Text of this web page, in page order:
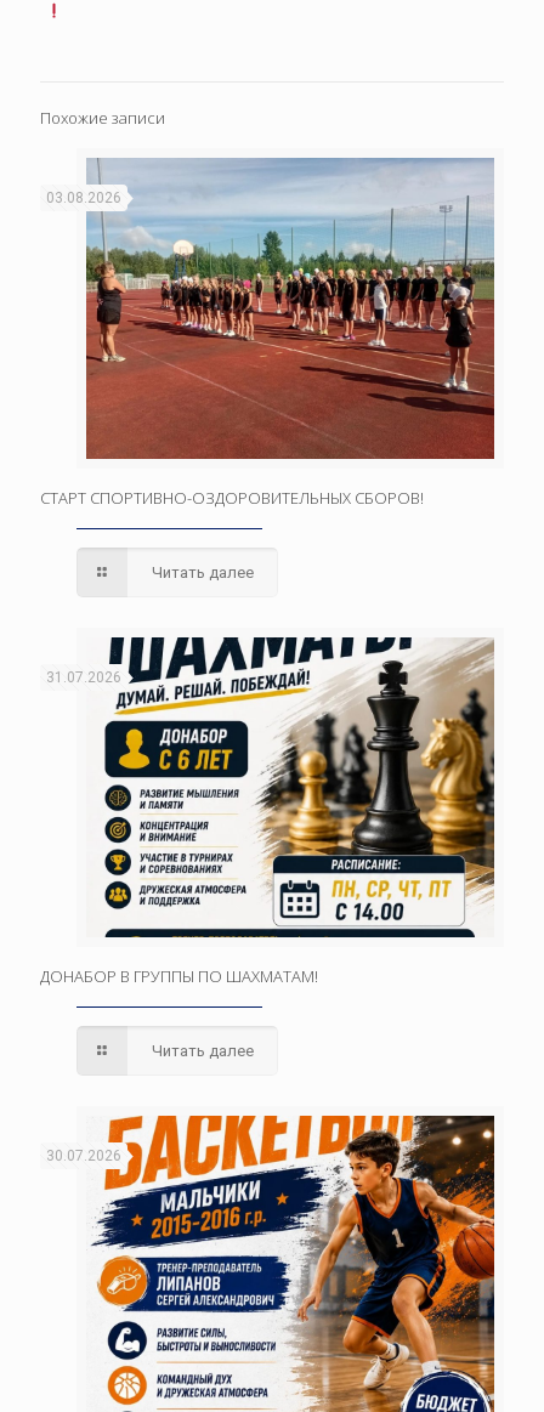
Похожие записи
03.08.2026
СТАРТ СПОРТИВНО-ОЗДОРОВИТЕЛЬНЫХ СБОРОВ!
Читать далее
31.07.2026
ДОНАБОР В ГРУППЫ ПО ШАХМАТАМ!
Читать далее
30.07.2026